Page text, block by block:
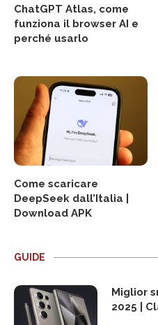
ChatGPT Atlas, come
funziona il browser AI e
perché usarlo
Come scaricare
DeepSeek dall’Italia |
Download APK
GUIDE
Miglior
2025 |